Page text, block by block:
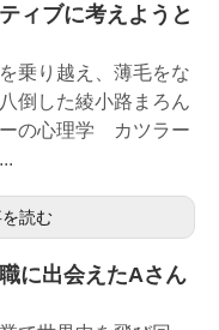
ィブに考えようと
乗り越え、薄毛をな
倒した綾小路まろん
の心理学 カツラー
読む
に出会えたAさん